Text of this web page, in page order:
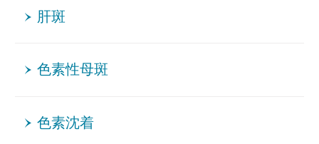
肝斑
色素性母斑
色素沈着